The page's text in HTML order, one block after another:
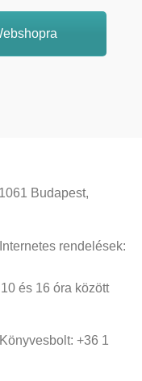
1061 Budapest,
Internetes rendelések:
és 16 óra között
Könyvesbolt: +36 1